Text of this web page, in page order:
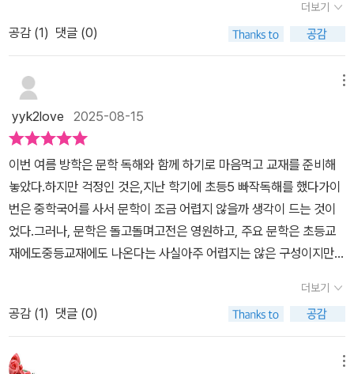
필수 작품이 수록되어 있으며 수능 출제 유형을 익히는 수능형 문제
가 있다온라인 학습 서비스를 통해 빠른 채점이 가능하고 배경지식
명상, 어휘 퀴즈까지 추가되어있지요1. 소설 2. 시 3. 수필,극 이렇게
3파트로 나누어져 있고 처음에 개념에 대한 설명이 나옵니다쭉 한번
해하고지문을 읽고 문제를 풀지요작품독해와 깊이 읽기로 마무리해
줍니다이책의 특점 빠른채점인데 글 맨앞에 있는 qr코드를 클릭하면
답안을 입력하는 칸이 나오고 체크하면 정답과 함께 해설이 나와서
스마트한 시대에 편하게 스스로 공부할수있어요예비중등 루카스와
빠작중학국어 문학독해로 중학교 국어도 정복#중등문제집 #중등문
제집추천 #중등독해문제집 #중등국어독해문제집 #국어독해 #독해
력 #중등독해력 #빠작 #빠작중학국어 #중등비문학독해 #중등문학
독해 #빠작온플러스 #동아출판​​​[출판사로부터 도서 협찬을 받았고
본인의 주관적인 견해에 의하여 작성함]
더보기
공감 (1) 댓글 (0)
yyk2love 2025-08-15
이번 여름 방학은 문학 독해와 함께 하기로 마음먹고 교재를 준비해
놓았다.하지만 걱정인 것은,지난 학기에 초등5 빠작독해를 했다가이
번은 중학국어를 사서 문학이 조금 어렵지 않을까 생각이 드는 것이
었다.그러나, 문학은 돌고돌며고전은 영원하고, 주요 문학은 초등교
재에도중등교재에도 나온다는 사실​아주 어렵지는 않은 구성이지만문
설이 처음 1단계인데,10가지의 소설이 고르게 나온다현대소설, 고전
소설, 외국소설로 나오는데처음 장에서 기본개념을 알차게 설명해준
다또한 소설 도입 전, 전체 줄거리, 시험에 꼭 나오는 핵심장면을 미리
설명해줘서 작품에쉽고 포인트가 무엇인지 갈피를 잡고가게 도와준
더보기
공감 (1) 댓글 (0)